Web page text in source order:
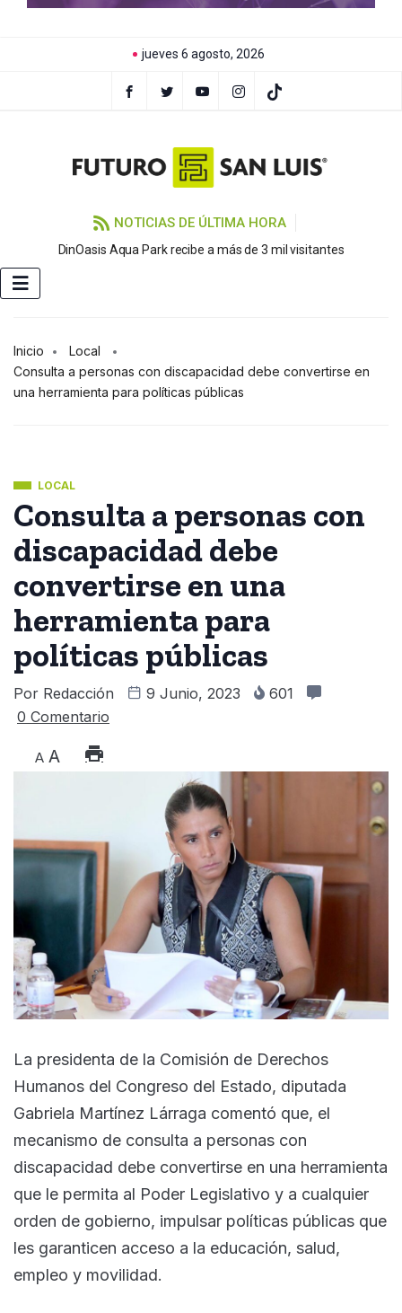
jueves 6 agosto, 2026
NOTICIAS DE ÚLTIMA HORA
DinOasis Aqua Park recibe a más de 3 mil visitantes
Inicio
Local
Consulta a personas con discapacidad debe convertirse en
una herramienta para políticas públicas
LOCAL
Consulta a personas con
discapacidad debe
convertirse en una
herramienta para
políticas públicas
Por Redacción 9 Junio, 2023
601
0 Comentario
A A
La presidenta de la Comisión de Derechos
Humanos del Congreso del Estado, diputada
Gabriela Martínez Lárraga comentó que, el
mecanismo de consulta a personas con
discapacidad debe convertirse en una herramienta
que le permita al Poder Legislativo y a cualquier
orden de gobierno, impulsar políticas públicas que
les garanticen acceso a la educación, salud,
empleo y movilidad.